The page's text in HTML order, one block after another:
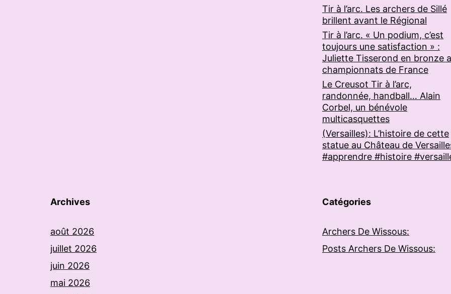
Tir à l’arc. Les archers de Sillé
brillent avant le Régional
Tir à l’arc. « Un podium, c’est
toujours une satisfaction » :
Juliette Tisserond en bronze
championnats de France
Le Creusot Tir à l’arc,
randonnée, handball… Alain
Corbel, un bénévole
multicasquettes
(Versailles): L’histoire de cette
statue au Château de
#apprendre #histoire
Archives
août 2026
juillet 2026
juin 2026
mai 2026
Catégories
Archers De Wissous:
Posts Archers De Wissous: